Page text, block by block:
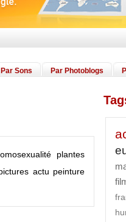
Par Sons Par Photoblogs
plantes
actu peinture